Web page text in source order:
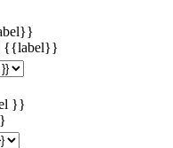
{{label}}
}}